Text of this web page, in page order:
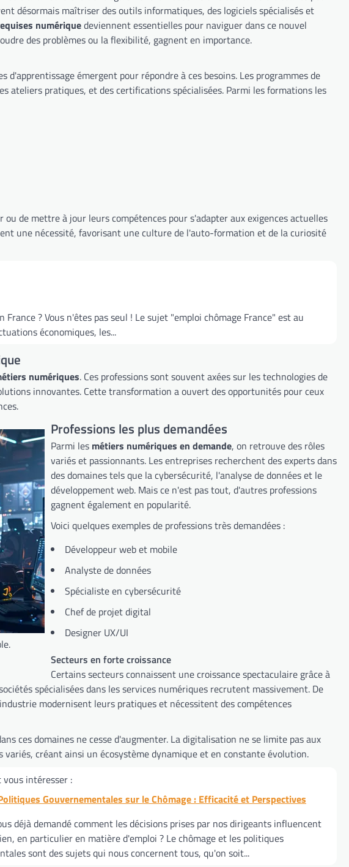
désormais maîtriser des outils informatiques, des logiciels spécialisés et
numériquedeviennent essentielles pour naviguer dans ce nouvel
des problèmes ou la flexibilité, gagnent en importance.
émergent pour répondre à ces besoins. Les programmes de
pratiques, et des certifications spécialisées. Parmi les formations les
de mettre à jour leurs compétences pour s'adapter aux exigences actuelles
une nécessité, favorisant une culture de l'auto-formation et de la curiosité
? Vous n'êtes pas seul ! Le sujet "emploi chômage France" est au
économiques, les...
numériques. Ces professions sont souvent axées sur les technologies de
innovantes. Cette transformation a ouvert des opportunités pour ceux
Professions les plus demandées
Parmi les métiers numériques en demande, on retrouve des rôles
variés et passionnants. Les entreprises recherchent des experts dans
des domaines tels que la cybersécurité, l'analyse de données et le
développement web. Mais ce n'est pas tout, d'autres professions
gagnent également en popularité.
Voici quelques exemples de professions très demandées :
Développeur web et mobile
Analyste de données
Spécialiste en cybersécurité
Chef de projet digital
Designer UX/UI
Secteurs en forte croissance
Certains secteurs connaissent une croissance spectaculaire grâce à
spécialisées dans les services numériques recrutent massivement. De
modernisent leurs pratiques et nécessitent des compétences
ces domaines ne cesse d'augmenter. La digitalisation ne se limite pas aux
créant ainsi un écosystème dynamique et en constante évolution.
vous intéresser :
Gouvernementales sur le Chômage : Efficacité et Perspectives
déjà demandé comment les décisions prises par nos dirigeants influencent
en particulier en matière d'emploi ? Le chômage et les politiques
sont des sujets qui nous concernent tous, qu'on soit...